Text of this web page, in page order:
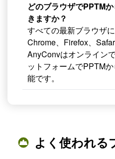
どのブラウザでPPTM
きますか？
すべての最新ブラウザ
Chrome、Firefox、
AnyConvはオンライン
ットフォームでPPTM
能です。
よく使われる